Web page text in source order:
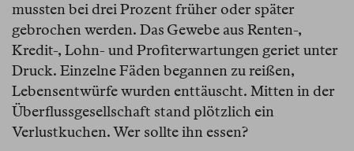
mussten bei drei Prozent früher oder später
gebrochen werden. Das Gewebe aus Renten-,
Kredit-, Lohn- und Profiterwartungen geriet unter
Druck. Einzelne Fäden begannen zu reißen,
Lebensentwürfe wurden enttäuscht. Mitten in der
Überflussgesellschaft stand plötzlich ein
Verlustkuchen. Wer sollte ihn essen?